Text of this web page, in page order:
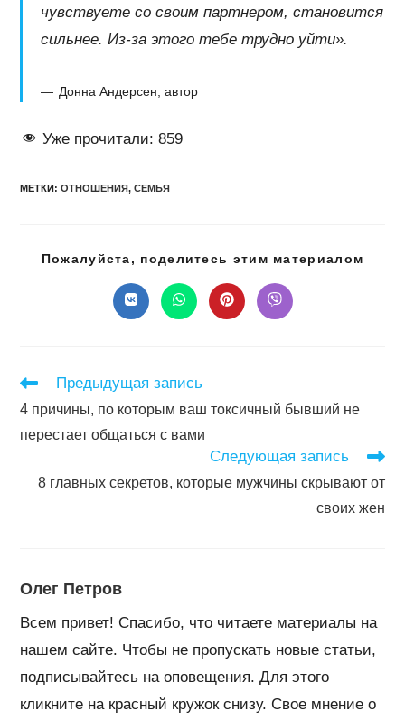
чувствуете со своим партнером, становится
сильнее. Из-за этого тебе трудно уйти».
Донна Андерсен, автор
Уже прочитали: 859
МЕТКИ:ОТНОШЕНИЯ, СЕМЬЯ
Пожалуйста, поделитесь этим материалом
Открывается
в
Открывается
в
Открывается
в
Открывается
в
Читать
статьи
Предыдущая запись
4 причины, по которым ваш токсичный бывший не
перестает общаться с вами
Следующая запись
8 главных секретов, которые мужчины скрывают от
своих жен
Олег Петров
Всем привет! Спасибо, что читаете материалы на
нашем сайте. Чтобы не пропускать новые статьи,
подписывайтесь на оповещения. Для этого
кликните на красный кружок снизу. Свое мнение о